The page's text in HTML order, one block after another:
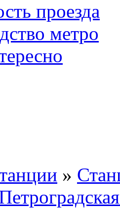
проезда
метро
»